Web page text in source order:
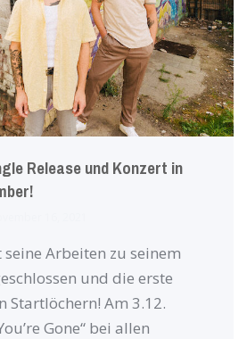
Release und Konzert in
seine Arbeiten zu seinem
und die erste
Startlöchern! Am 3.12.
Gone“ bei allen